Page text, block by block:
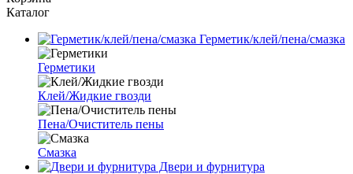
Каталог
Герметик/клей/пена/смазка
Герметики
Клей/Жидкие гвозди
Пена/Очиститель пены
Смазка
Двери и фурнитура